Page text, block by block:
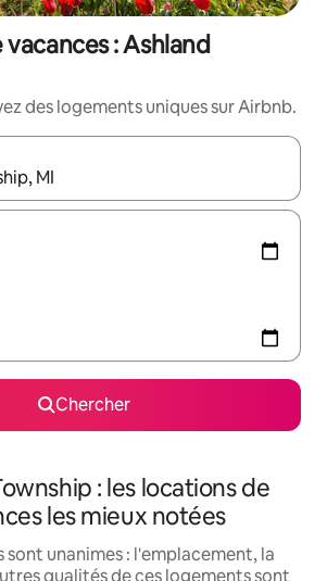
: Ashland
des logements uniques sur Airbnb.
sont affichés, parcourez-les en utilisant
Chercher
: les locations de
les mieux notées
sont unanimes : l'emplacement, la
qualités de ces logements sont